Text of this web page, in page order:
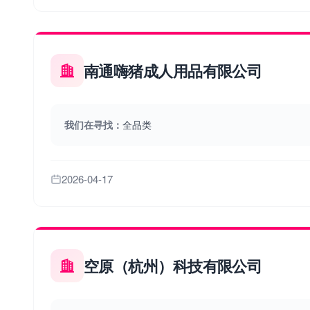
南通嗨猪成人用品有限公司
我们在寻找： 全品类
2026-04-17
空原（杭州）科技有限公司